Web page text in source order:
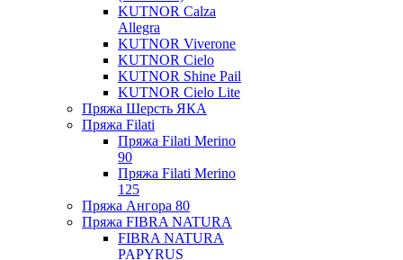
KUTNOR Calza
Allegra
KUTNOR Viverone
KUTNOR Cielo
KUTNOR Shine Pail
KUTNOR Cielo Lite
Пряжа Шерсть ЯКА
Пряжа Filati
Пряжа Filati Merino
90
Пряжа Filati Merino
125
Пряжа Ангора 80
Пряжа FIBRA NATURA
FIBRA NATURA
PAPYRUS